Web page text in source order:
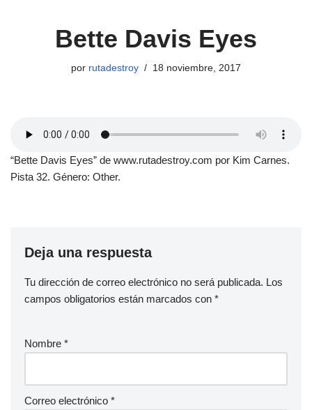
Bette Davis Eyes
por rutadestroy 18 noviembre, 2017
“Bette Davis Eyes” de www.rutadestroy.com por Kim Carnes.
Pista 32. Género: Other.
Deja una respuesta
Tu dirección de correo electrónico no será publicada. Los
campos obligatorios están marcados con *
Nombre *
Correo electrónico *